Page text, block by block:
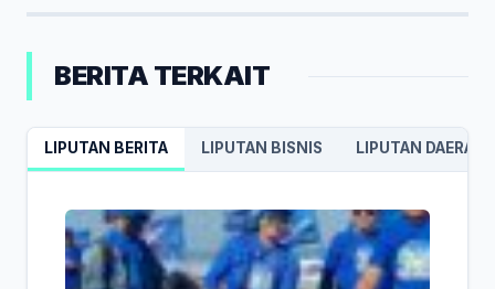
BERITA TERKAIT
LIPUTAN BERITA LIPUTAN BISNIS LIPUTAN DAERAH